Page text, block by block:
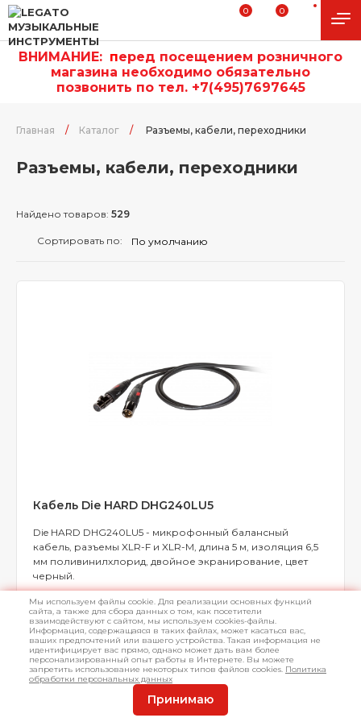
0 0
ВНИМАНИЕ: перед посещением розничного
магазина необходимо обязательно
позвонить по тел. +7(495)7697645
Главная / Каталог / Разъемы, кабели, переходники
Разъемы, кабели, переходники
Найдено товаров: 529
Сортировать по:
Кабель Die HARD DHG240LU5
Die HARD DHG240LU5 - микрофонный балансный
кабель, разъемы XLR-F и XLR-M, длина 5 м, изоляция 6,5
мм поливинилхлорид, двойное экранирование, цвет
черный.
Арт.L014196 В наличии
3 847 ₽
Мы используем файлы cookie. Для реализации основных функций
сайта, а также для сбора данных о том, как посетители
взаимодействуют с сайтом, мы используем cookies-файлы.
Информация, содержащаяся в таких файлах, может касаться вас,
ваших предпочтений или вашего устройства. Такая информация не
идентифицирует вас прямо, однако может дать вам более
персонализированный опыт работы в Интернете. Вы можете
запретить использование некоторых типов файлов cookies. Политика
обработки персональных данных
Принимаю